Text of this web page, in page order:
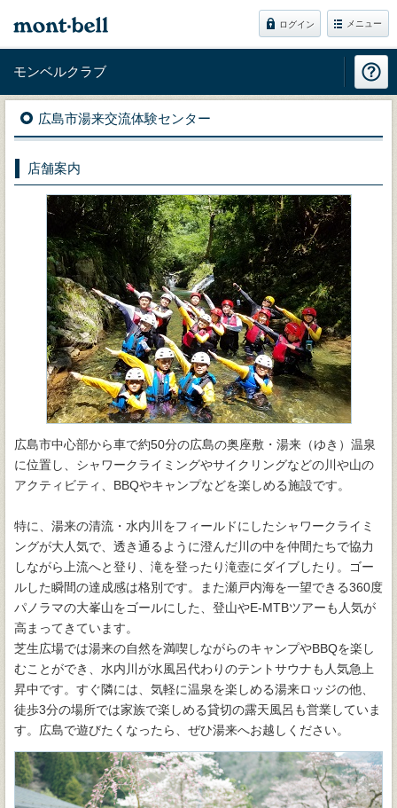
ログイン メニュー
モンベルクラブ
広島市湯来交流体験センター
店舗案内
広島市中心部から車で約50分の広島の奥座敷・湯来（ゆき）温泉
に位置し、シャワークライミングやサイクリングなどの川や山の
アクティビティ、BBQやキャンプなどを楽しめる施設です。
特に、湯来の清流・水内川をフィールドにしたシャワークライミ
ングが大人気で、透き通るように澄んだ川の中を仲間たちで協力
しながら上流へと登り、滝を登ったり滝壺にダイブしたり。ゴー
ルした瞬間の達成感は格別です。また瀬戸内海を一望できる360度
パノラマの大峯山をゴールにした、登山やE-MTBツアーも人気が
高まってきています。
芝生広場では湯来の自然を満喫しながらのキャンプやBBQを楽し
むことができ、水内川が水風呂代わりのテントサウナも人気急上
昇中です。すぐ隣には、気軽に温泉を楽しめる湯来ロッジの他、
徒歩3分の場所では家族で楽しめる貸切の露天風呂も営業していま
す。広島で遊びたくなったら、ぜひ湯来へお越しください。